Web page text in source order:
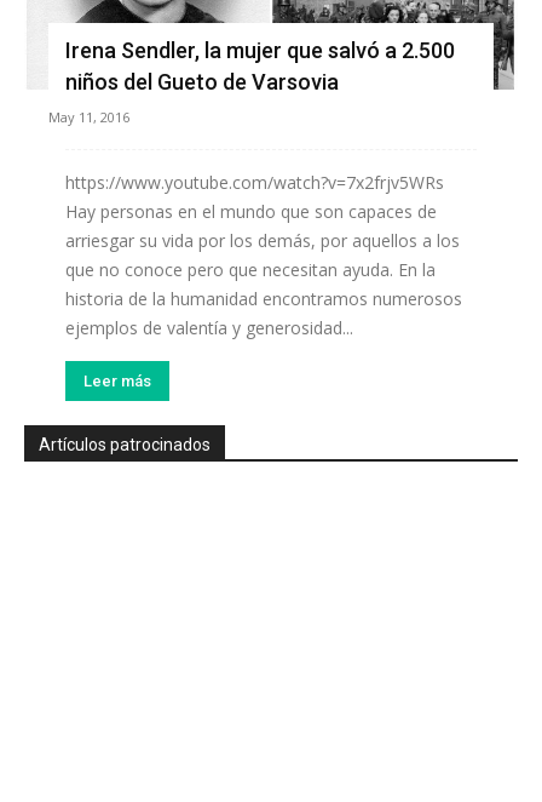
Irena Sendler, la mujer que salvó a 2.500
niños del Gueto de Varsovia
May 11, 2016
https://www.youtube.com/watch?v=7x2frjv5WRs
Hay personas en el mundo que son capaces de
arriesgar su vida por los demás, por aquellos a los
que no conoce pero que necesitan ayuda. En la
historia de la humanidad encontramos numerosos
ejemplos de valentía y generosidad...
Leer más
Artículos patrocinados